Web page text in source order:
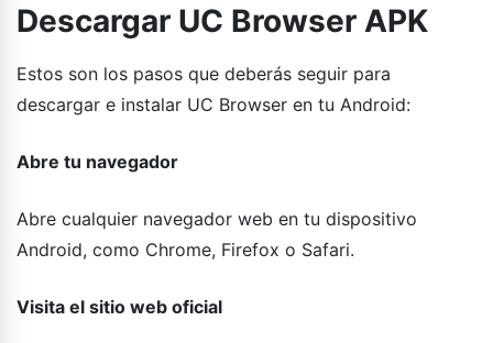
Descargar UC Browser APK
Estos son los pasos que deberás seguir para
descargar e instalar UC Browser en tu Android:
Abre tu navegador
Abre cualquier navegador web en tu dispositivo
Android, como Chrome, Firefox o Safari.
Visita el sitio web oficial